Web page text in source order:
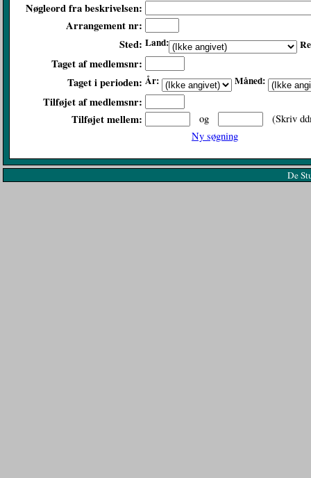
Nøgleord fra beskrivelsen:
Arrangement nr:
Sted: Land:
Taget af medlemsnr:
Taget i perioden: År: Måned:
Tilføjet af medlemsnr:
Tilføjet mellem:
og
(Skriv
Ny søgning
De